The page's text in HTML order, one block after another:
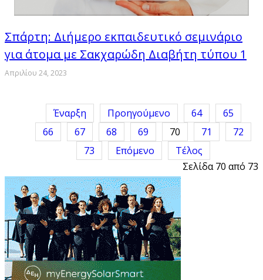
Σπάρτη: Διήμερο εκπαιδευτικό σεμινάριο
για άτομα με Σακχαρώδη Διαβήτη τύπου 1
Απριλίου 24, 2023
Έναρξη Προηγούμενο 64
65
66
67 68 69 70 71
72
73
Επόμενο
Τέλος
Σελίδα 70 από 73